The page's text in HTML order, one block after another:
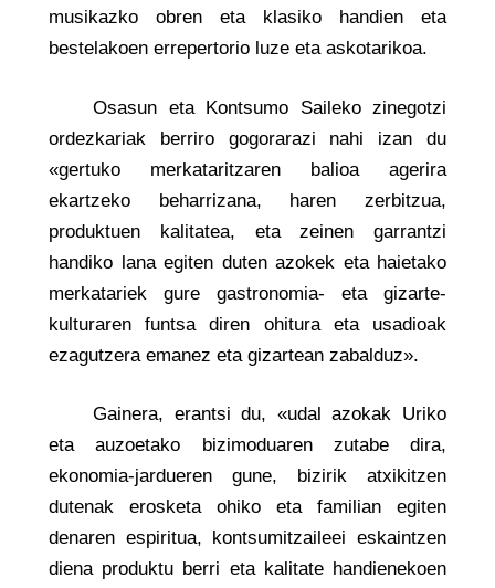
musikazko obren eta klasiko handien eta
bestelakoen errepertorio luze eta askotarikoa.
Osasun eta Kontsumo Saileko zinegotzi
ordezkariak berriro gogorarazi nahi izan du
«gertuko merkataritzaren balioa agerira
ekartzeko beharrizana, haren zerbitzua,
produktuen kalitatea, eta zeinen garrantzi
handiko lana egiten duten azokek eta haietako
merkatariek gure gastronomia- eta gizarte-
kulturaren funtsa diren ohitura eta usadioak
ezagutzera emanez eta gizartean zabalduz».
Gainera, erantsi du, «udal azokak Uriko
eta auzoetako bizimoduaren zutabe dira,
ekonomia-jardueren gune, bizirik atxikitzen
dutenak erosketa ohiko eta familian egiten
denaren espiritua, kontsumitzaileei eskaintzen
diena produktu berri eta kalitate handienekoen